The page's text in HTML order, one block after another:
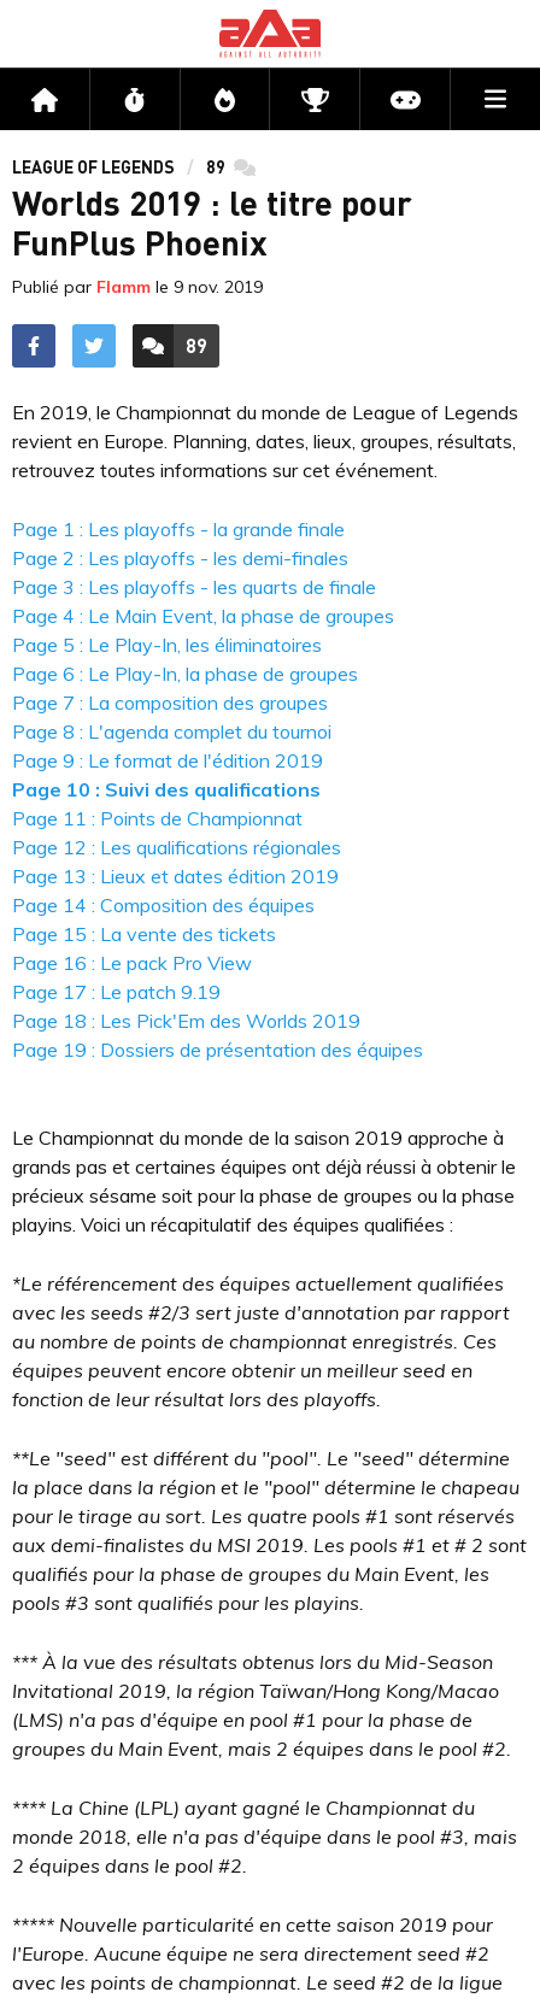
Accueil Flux Directs CompétitionsActu jeux
LEAGUE OF LEGENDS 89 commentaires
Worlds 2019 : le titre pour
FunPlus Phoenix
Publié par Flamm le 9 nov. 2019
ACCÉDER AUX
89
COMMENTAIRES
En 2019, le Championnat du monde de League of Legends
revient en Europe. Planning, dates, lieux, groupes, résultats,
retrouvez toutes informations sur cet événement.
Page 1 : Les playoffs - la grande finale
Page 2 : Les playoffs - les demi-finales
Page 3 : Les playoffs - les quarts de finale
Page 4 : Le Main Event, la phase de groupes
Page 5 : Le Play-In, les éliminatoires
Page 6 : Le Play-In, la phase de groupes
Page 7 : La composition des groupes
Page 8 : L'agenda complet du tournoi
Page 9 : Le format de l'édition 2019
Page 10 : Suivi des qualifications
Page 11 : Points de Championnat
Page 12 : Les qualifications régionales
Page 13 : Lieux et dates édition 2019
Page 14 : Composition des équipes
Page 15 : La vente des tickets
Page 16 : Le pack Pro View
Page 17 : Le patch 9.19
Page 18 : Les Pick'Em des Worlds 2019
Page 19 : Dossiers de présentation des équipes
Le Championnat du monde de la saison 2019 approche à
grands pas et certaines équipes ont déjà réussi à obtenir le
précieux sésame soit pour la phase de groupes ou la phase
playins. Voici un récapitulatif des équipes qualifiées :
*Le référencement des équipes actuellement qualifiées
avec les seeds #2/3 sert juste d'annotation par rapport
au nombre de points de championnat enregistrés. Ces
équipes peuvent encore obtenir un meilleur seed en
fonction de leur résultat lors des playoffs.
**Le "seed" est différent du "pool". Le "seed" détermine
la place dans la région et le "pool" détermine le chapeau
pour le tirage au sort. Les quatre pools #1 sont réservés
aux demi-finalistes du MSI 2019. Les pools #1 et # 2 sont
qualifiés pour la phase de groupes du Main Event, les
pools #3 sont qualifiés pour les playins.
*** À la vue des résultats obtenus lors du Mid-Season
Invitational 2019, la région Taïwan/Hong Kong/Macao
(LMS) n'a pas d'équipe en pool #1 pour la phase de
groupes du Main Event, mais 2 équipes dans le pool #2.
**** La Chine (LPL) ayant gagné le Championnat du
monde 2018, elle n'a pas d'équipe dans le pool #3, mais
2 équipes dans le pool #2.
***** Nouvelle particularité en cette saison 2019 pour
l'Europe. Aucune équipe ne sera directement seed #2
avec les points de championnat. Le seed #2 de la ligue